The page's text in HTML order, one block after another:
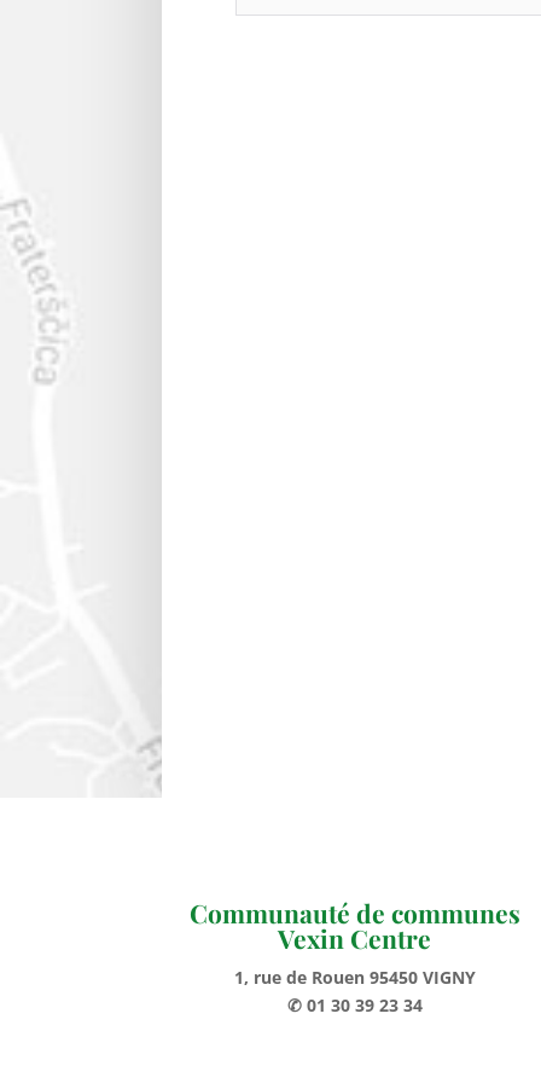
Communauté de communes
Vexin Centre
1, rue de Rouen 95450 VIGNY
✆ 01 30 39 23 34